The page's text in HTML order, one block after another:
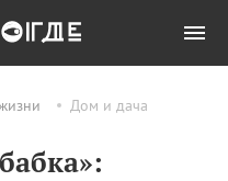
Дом и дача